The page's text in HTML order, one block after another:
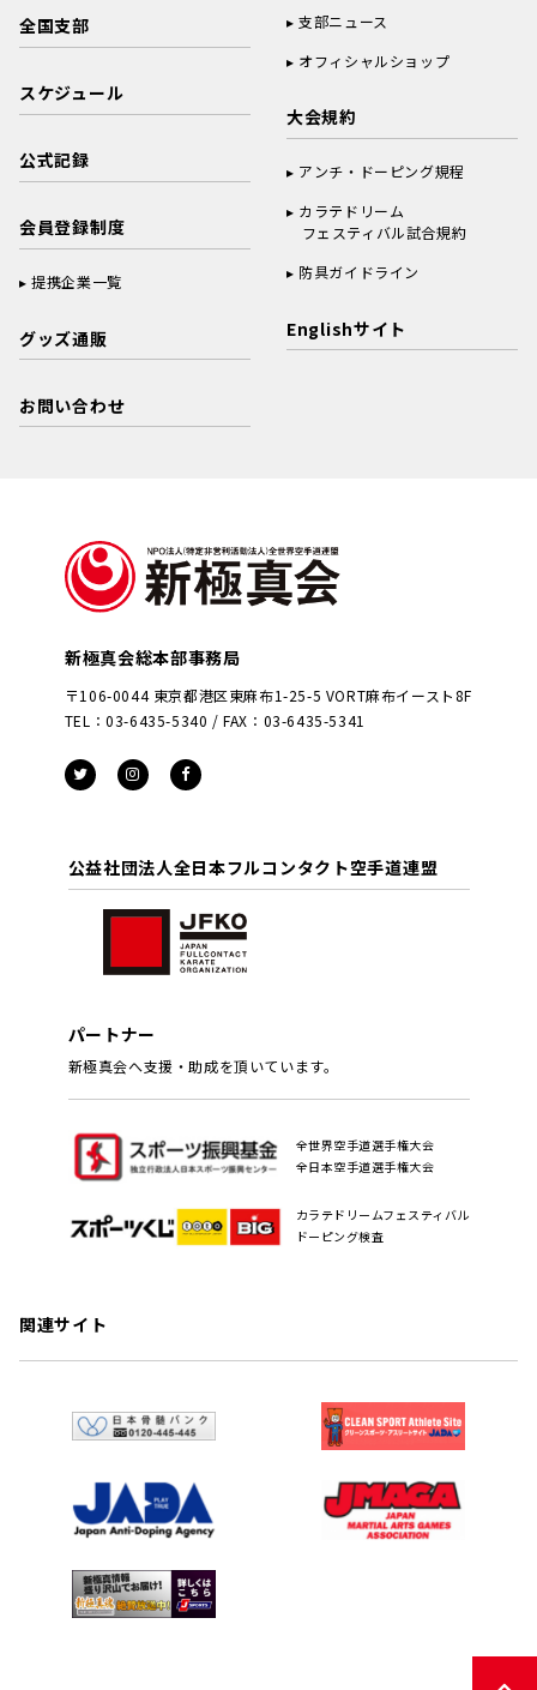
全国支部
スケジュール
公式記録
会員登録制度
提携企業一覧
グッズ通販
お問い合わせ
支部ニュース
オフィシャルショップ
大会規約
アンチ・ドーピング規程
カラテドリーム
フェスティバル試合規約
防具ガイドライン
Englishサイト
新極真会総本部事務局
〒106-0044 東京都港区東麻布1-25-5 VORT麻布イースト8F
TEL：03-6435-5340 / FAX：03-6435-5341
公益社団法人全日本フルコンタクト空手道連盟
パートナー
新極真会へ支援・助成を頂いています。
全世界空手道選手権大会
全日本空手道選手権大会
カラテドリームフェスティバル
ドーピング検査
関連サイト